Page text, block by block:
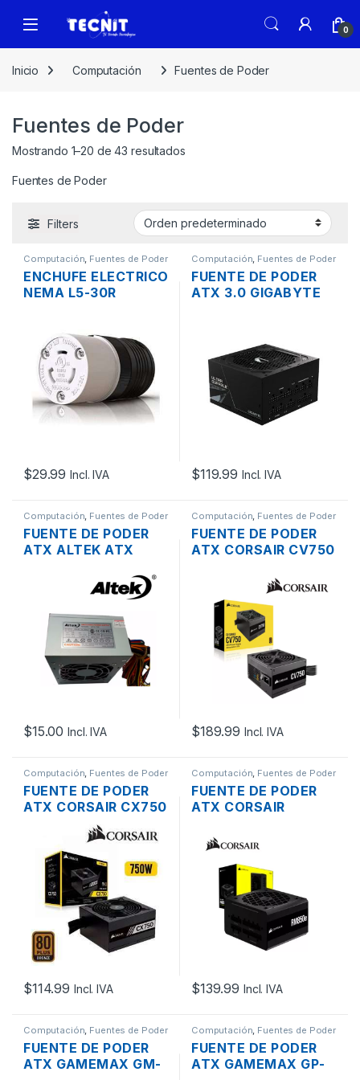
0
Inicio Computación Fuentes de Poder
Fuentes de Poder
Mostrando 1–20 de 43 resultados
Fuentes de Poder
Filters
Computación, Fuentes de Poder
ENCHUFE ELECTRICO
NEMA L5-30R
$29.99 Incl. IVA
Computación, Fuentes de Poder
FUENTE DE PODER
ATX 3.0 GIGABYTE
GOLD CONECTOR
PCI-E MODULAR
$119.99 Incl. IVA
Computación, Fuentes de Poder
FUENTE DE PODER
ATX ALTEK ATX
3XSATA/2XIDE
$15.00 Incl. IVA
Computación, Fuentes de Poder
FUENTE DE PODER
ATX CORSAIR CV750
SATA /IDE PCI-E 62A
80 PLUS
$189.99 Incl. IVA
Computación, Fuentes de Poder
FUENTE DE PODER
ATX CORSAIR CX750
DE 750W CONECTOR
SATA/IDE PCI-E
62.5A
$114.99 Incl. IVA
Computación, Fuentes de Poder
FUENTE DE PODER
ATX CORSAIR
CONECTOR
SATA/IDE PCI-E 20A
80 PLUS MODULAR
$139.99 Incl. IVA
Computación, Fuentes de Poder
FUENTE DE PODER
ATX GAMEMAX GM-
Computación, Fuentes de Poder
FUENTE DE PODER
ATX GAMEMAX GP-